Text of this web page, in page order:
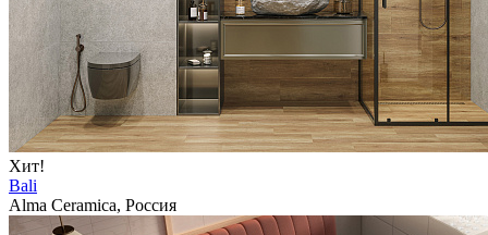
Хит!
Bali
Alma Ceramica, Россия